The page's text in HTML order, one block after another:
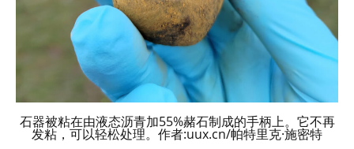
石器被粘在由液态沥青加55%赭石制成的手柄上。它不再
发粘，可以轻松处理。作者:uux.cn/帕特里克·施密特